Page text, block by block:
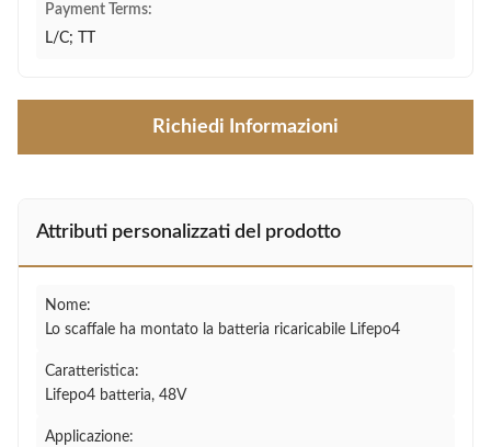
Payment Terms:
L/C; TT
Richiedi Informazioni
Attributi personalizzati del prodotto
Nome:
Lo scaffale ha montato la batteria ricaricabile Lifepo4
Caratteristica:
Lifepo4 batteria, 48V
Applicazione: